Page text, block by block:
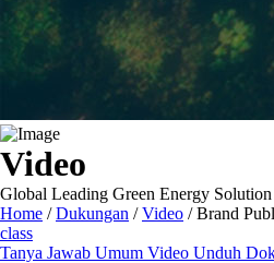
Video
Global Leading Green Energy
Home /Dukungan /Video /Brand
class
Tanya Jawab Umum Video Unduh